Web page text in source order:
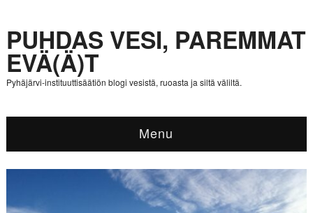
PUHDAS VESI, PAREMMAT
EVÄ(Ä)T
Pyhäjärvi-instituuttisäätiön blogi vesistä, ruoasta ja siltä väliltä.
Menu